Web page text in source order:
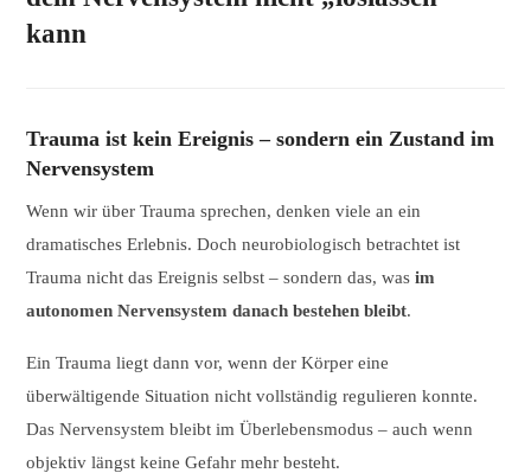
kann
Trauma ist kein Ereignis – sondern ein Zustand im
Nervensystem
Wenn wir über Trauma sprechen, denken viele an ein
dramatisches Erlebnis. Doch neurobiologisch betrachtet ist
Trauma nicht das Ereignis selbst – sondern das, wasim
autonomen Nervensystem danach bestehen bleibt.
Ein Trauma liegt dann vor, wenn der Körper eine
überwältigende Situation nicht vollständig regulieren konnte.
Das Nervensystem bleibt im Überlebensmodus – auch wenn
objektiv längst keine Gefahr mehr besteht.